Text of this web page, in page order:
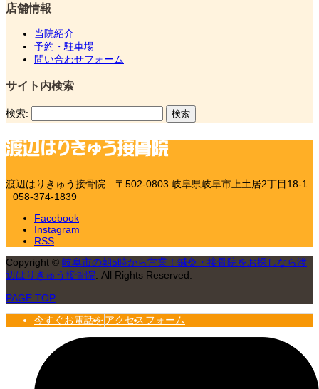
店舗情報
当院紹介
予約・駐車場
問い合わせフォーム
サイト内検索
検索:
渡辺はりきゅう接骨院
〒502-0803 岐阜県岐阜市上土居2丁目18-1
058-374-1839
Facebook
Instagram
RSS
Copyright © 岐阜市の朝5時から営業！鍼灸・接骨院をお探しなら渡
辺はりきゅう接骨院 . All Rights Reserved.
PAGE TOP
今すぐお電話をアクセス フォーム